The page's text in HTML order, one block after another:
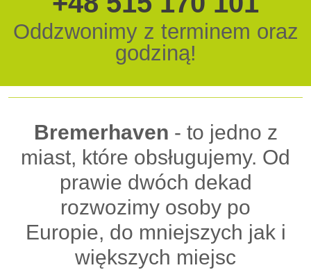
Oddzwonimy z terminem oraz
godziną!
Bremerhaven - to jedno z
miast, które obsługujemy. Od
prawie dwóch dekad
rozwozimy osoby po
Europie, do mniejszych jak i
większych miejsc